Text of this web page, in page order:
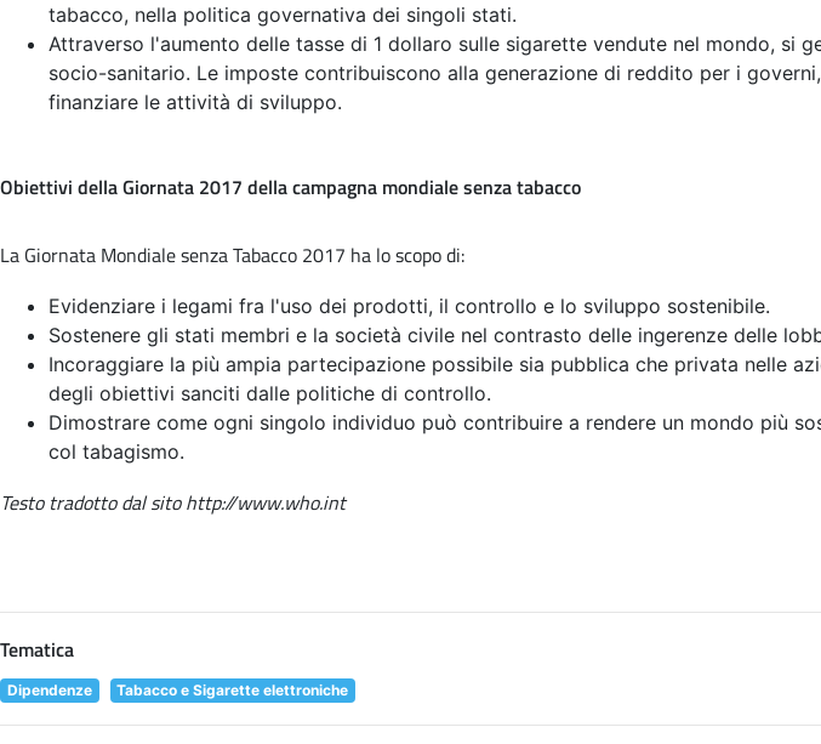
tabacco, nella politica governativa dei singoli stati.
Attraverso l'aumento delle tasse di 1 dollaro sulle sigarette vendute nel mondo, si
socio-sanitario. Le imposte contribuiscono alla generazione di reddito per i
finanziare le attività di sviluppo.
Obiettivi della Giornata 2017 della campagna mondiale senza tabacco
La Giornata Mondiale senza Tabacco 2017 ha lo scopo di:
Evidenziare i legami fra l'uso dei prodotti, il controllo e lo sviluppo sostenibile.
Sostenere gli stati membri e la società civile nel contrasto delle ingerenze delle
Incoraggiare la più ampia partecipazione possibile sia pubblica che privata nelle
degli obiettivi sanciti dalle politiche di controllo.
Dimostrare come ogni singolo individuo può contribuire a rendere un mondo più
col tabagismo.
Testo tradotto dal sito http://www.who.int
Tematica
Dipendenze Tabacco e Sigarette elettroniche